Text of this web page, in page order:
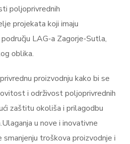
poljoprivrednih
projekata koji imaju
LAG-a Zagorje-Sutla,
oblika.
proizvodnju kako bi se
i održivost poljoprivrednih
zaštitu okoliša i prilagodbu
u nove i inovativne
troškova proizvodnje i